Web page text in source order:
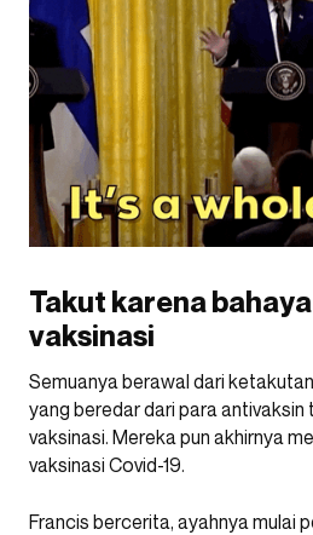
Takut karena
vaksinasi
Semuanya berawal dari
yang beredar dari para
vaksinasi. Mereka pun akhirnya
vaksinasi Covid-19.
Francis bercerita, ayahnya mulai